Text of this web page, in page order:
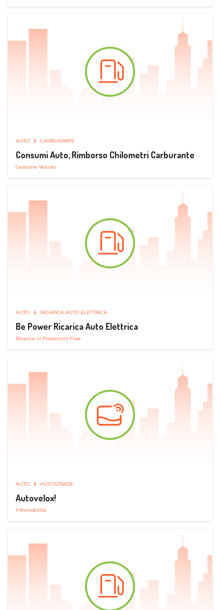
AUTO CARBURANTE
Consumi Auto, Rimborso Chilometri Carburante
Gestione Veicolo
AUTO RICARICA AUTO ELETTRICA
Be Power Ricarica Auto Elettrica
Ricarica in Postazioni Fisse
AUTO AUTOSTRADE
Autovelox!
Infomobilità